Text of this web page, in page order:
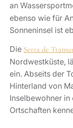
an
ebenso wie für
Sonneninsel ist
Die Serra de
Nordwestküste,
ein. Abseits der
Hinterland von
Inselbewohner
Ortschaften